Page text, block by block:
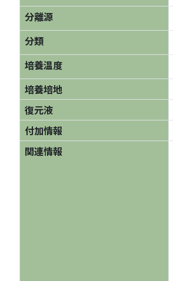
分離源
分類
培養温度
培養培地
復元液
付加情報
関連情報